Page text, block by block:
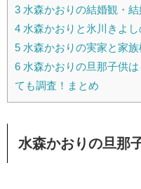
3 水森かおりの結婚観・結
4 水森かおりと氷川きよ
5 水森かおりの実家と家
6 水森かおりの旦那子供
ても調査！まとめ
水森かおりの旦那